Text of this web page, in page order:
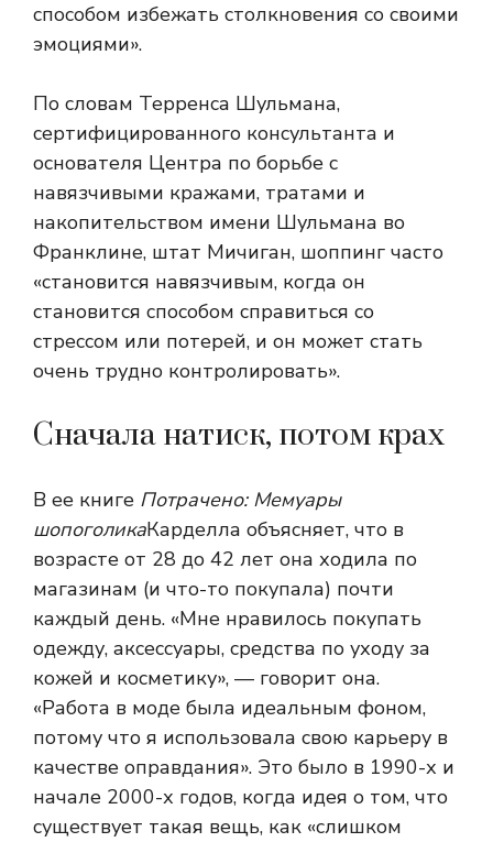
способом избежать столкновения со своими
эмоциями».
По словам Терренса Шульмана,
сертифицированного консультанта и
основателя Центра по борьбе с
навязчивыми кражами, тратами и
накопительством имени Шульмана во
Франклине, штат Мичиган, шоппинг часто
«становится навязчивым, когда он
становится способом справиться со
стрессом или потерей, и он может стать
очень трудно контролировать».
Сначала натиск, потом крах
В ее книге Потрачено: Мемуары
шопоголикаКарделла объясняет, что в
возрасте от 28 до 42 лет она ходила по
магазинам (и что-то покупала) почти
каждый день. «Мне нравилось покупать
одежду, аксессуары, средства по уходу за
кожей и косметику», — говорит она.
«Работа в моде была идеальным фоном,
потому что я использовала свою карьеру в
качестве оправдания». Это было в 1990-х и
начале 2000-х годов, когда идея о том, что
существует такая вещь, как «слишком